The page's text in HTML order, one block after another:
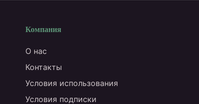
Компания
О нас
Контакты
Условия использования
Условия подписки